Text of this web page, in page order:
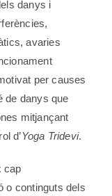
danys i
avaries
per causes
de danys que
mitjançant
d’Yoga Tridevi.
cap
o continguts dels